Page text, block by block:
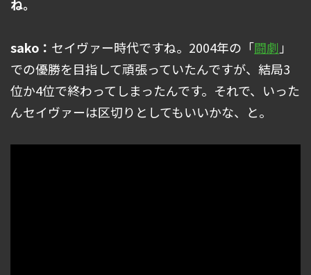
ね。
sako： セイヴァー時代ですね。2004年の「闘劇 」
での優勝を目指して頑張っていたんですが、結局3
位か4位で終わってしまったんです。それで、いった
んセイヴァーは区切りとしてもいいかな、と。